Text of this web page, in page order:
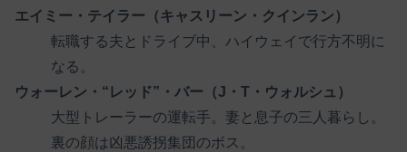
エイミー・テイラー（キャスリーン・クインラン）
転職する夫とドライブ中、ハイウェイで行方不明に
なる。
ウォーレン・“レッド”・バー（J・T・ウォルシュ）
大型トレーラーの運転手。妻と息子の三人暮らし。
裏の顔は凶悪誘拐集団のボス。